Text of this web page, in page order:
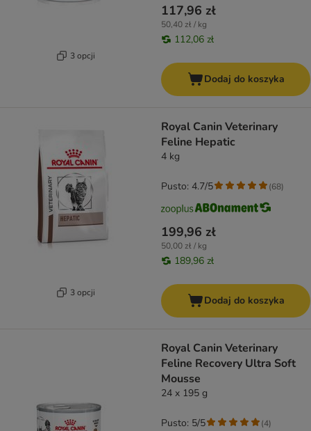
3 opcji
117,96 zł
50,40 zł / kg
112,06 zł
Dodaj do koszyka
3 opcji
Royal Canin Veterinary
Feline Hepatic
4 kg
199,96 zł
50,00 zł / kg
189,96 zł
Pusto: 4.7/5 (68)
Dodaj do koszyka
Royal Canin Veterinary
Feline Recovery Ultra Soft
Mousse
24 x 195 g
Pusto: 5/5 (4)